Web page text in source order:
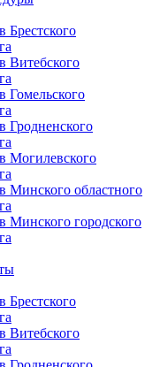
Брестского
Витебского
Гомельского
Гродненского
Могилевского
Минского областного
Минского городского
Брестского
Витебского